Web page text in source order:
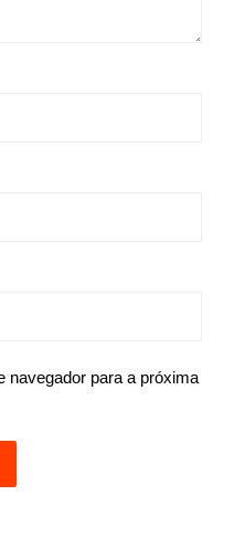
navegador para a próxima